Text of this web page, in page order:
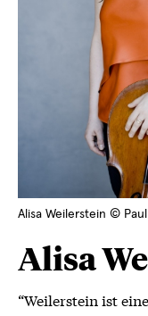
Alisa Weilerstein ©
Alisa
“Weilerstein ist